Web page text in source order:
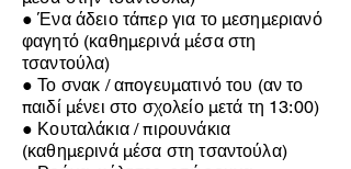
● Ένα άδειο τάπερ για το μεσημεριανό
φαγητό (καθημερινά μέσα στη
τσαντούλα)
● Το σνακ / απογευματινό του (αν το
παιδί μένει στο σχολείο μετά τη 13:00)
● Κουταλάκια / πιρουνάκια
(καθημερινά μέσα στη τσαντούλα)